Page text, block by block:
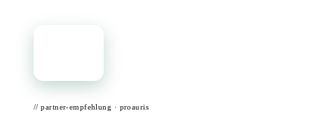
// partner-empfehlung · proauris